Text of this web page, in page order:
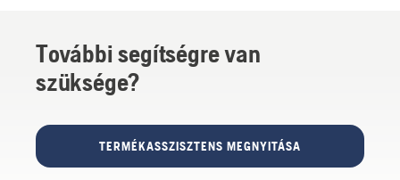
További segítségre van
szüksége?
TERMÉKASSZISZTENS MEGNYITÁSA